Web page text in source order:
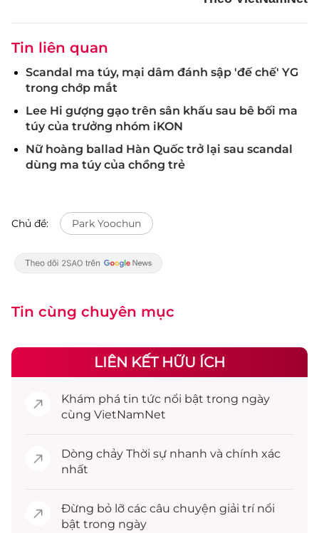
Tin liên quan
Scandal ma túy, mại dâm đánh sập 'đế chế' YG
trong chớp mắt
Lee Hi gượng gạo trên sân khấu sau bê bối ma
túy của trưởng nhóm iKON
Nữ hoàng ballad Hàn Quốc trở lại sau scandal
dùng ma túy của chồng trẻ
Chủ đề: Park Yoochun
Tin cùng chuyên mục
LIÊN KẾT HỮU ÍCH
Khám phá tin tức nổi bật trong ngày
cùng VietNamNet
Dòng chảy Thời sự nhanh và chính xác
nhất
Đừng bỏ lỡ các câu chuyện giải trínổi
bật trong ngày